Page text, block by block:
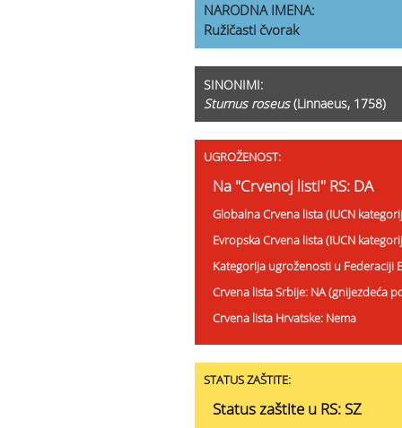
NARODNA IMENA:
Ružičasti čvorak
SINONIMI:
Sturnus roseus(Linnaeus, 1758)
UGROŽENOST:
Na "Crvenoj listi" RS: DA
Globalna Crvena lista (IUCN
Evropska Crvena lista (IUCN
Kategorija ugroženosti u Federaciji
Crvena lista Srbije: NA (gnijezdeća
Crvena lista Hrvatske: Nema
STATUS ZAŠTITE:
Status zaštite u RS: SZ